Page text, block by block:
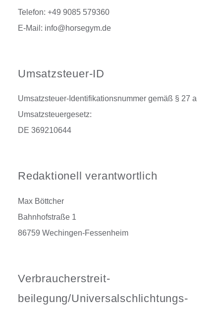
Telefon: +49 9085 579360
E-Mail: info@horsegym.de
Umsatzsteuer-ID
Umsatzsteuer-Identifikationsnummer gemäß § 27 a
Umsatzsteuergesetz:
DE 369210644
Redaktionell verantwortlich
Max Böttcher
Bahnhofstraße 1
86759 Wechingen-Fessenheim
Verbraucher­streit­
beilegung/Universal­schlichtungs­